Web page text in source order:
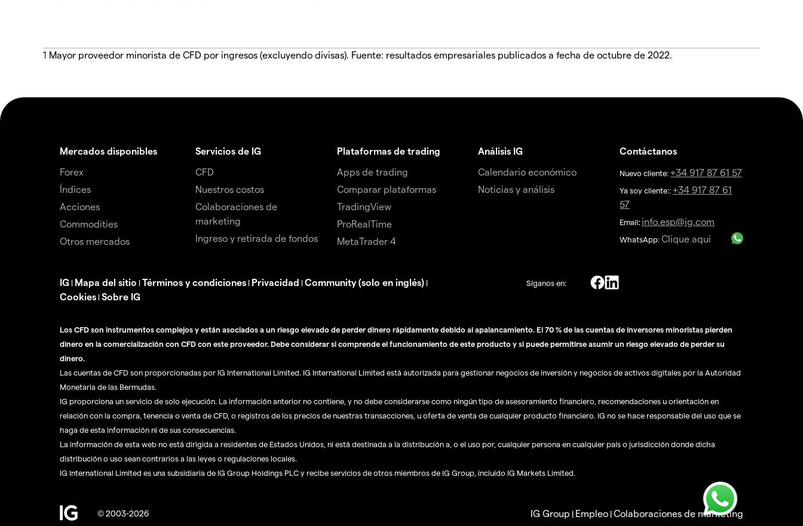
1 Mayor proveedor minorista de CFD por ingresos (excluyendo divisas). Fuente: resultados empresariales publicados a fecha de octubre de 2022.
Mercados disponibles
Forex
Índices
Acciones
Commodities
Otros mercados
Servicios de IG
CFD
Nuestros costos
Colaboraciones de
marketing
Ingreso y retirada de fondos
Plataformas de trading
Apps de trading
Comparar plataformas
TradingView
ProRealTime
MetaTrader 4
Análisis IG
Calendario económico
Noticias y análisis
Contáctanos
Nuevo cliente:+34 917 87 61 57
Ya soy cliente::+34 917 87 61
57
Email: info.esp@ig.com
WhatsApp:Clique aqui
IG | Mapa del sitio | Términos y condiciones | Privacidad | Community (solo en inglés) |
Cookies | Sobre IG
Síganos en:
Los CFD son instrumentos complejos y están asociados a un riesgo elevado de perder dinero rápidamente debido al apalancamiento. El 70 % de las cuentas de inversores minoristas pierden
dinero en la comercialización con CFD con este proveedor. Debe considerar si comprende el funcionamiento de este producto y si puede permitirse asumir un riesgo elevado de perder su
dinero.
Las cuentas de CFD son proporcionadas por IG International Limited. IG International Limited está autorizada para gestionar negocios de inversión y negocios de activos digitales por la Autoridad
Monetaria de las Bermudas.
IG proporciona un servicio de solo ejecución. La información anterior no contiene, y no debe considerarse como ningún tipo de asesoramiento financiero, recomendaciones u orientación en
relación con la compra, tenencia o venta de CFD, o registros de los precios de nuestras transacciones, u oferta de venta de cualquier producto financiero. IG no se hace responsable del uso que se
haga de esta información ni de sus consecuencias.
La información de esta web no está dirigida a residentes de Estados Unidos, ni está destinada a la distribución a, o el uso por, cualquier persona en cualquier país o jurisdicción donde dicha
distribución o uso sean contrarios a las leyes o regulaciones locales.
IG International Limited es una subsidiaria de IG Group Holdings PLC y recibe servicios de otros miembros de IG Group, incluido IG Markets Limited.
© 2003-2026 IG Group | Empleo |Colaboraciones de marketing